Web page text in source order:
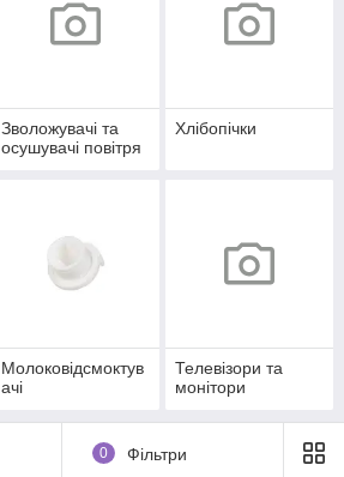
Зволожувачі та
осушувачі повітря
Хлібопічки
Молоковідсмоктув
ачі
Телевізори та
монітори
0 Фільтри